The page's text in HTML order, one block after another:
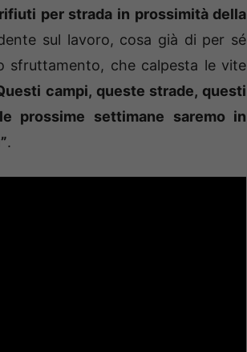
per strada in prossimità della
sul lavoro, cosa già di per sé
sfruttamento, che calpesta le vite
campi, queste strade, questi
prossime settimane saremo in
.